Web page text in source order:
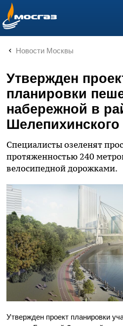
info@mos-gaz.ru
Новости Москвы
Утвержден
планировки
набережной в
Специалисты озеленят
протяженностью 240
велосипедной дорожками.
Утвержден проект планировки